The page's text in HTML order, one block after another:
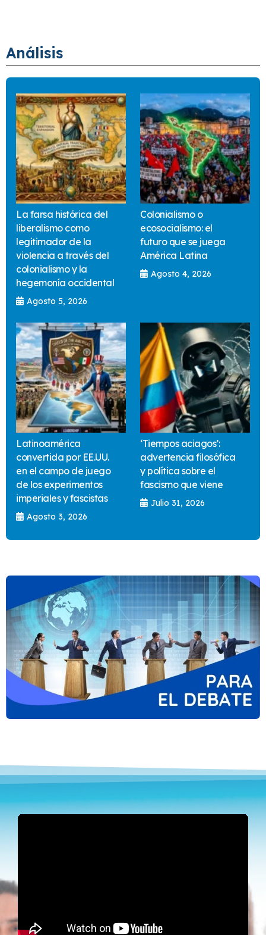
Análisis
La farsa histórica del
liberalismo como
legitimador de la
violencia a través del
colonialismo y la
hegemonía occidental
Agosto 5, 2026
Colonialismo o
ecosocialismo: el
futuro que se juega
América Latina
Agosto 4, 2026
Latinoamérica
convertida por EE.UU.
en el campo de juego
de los experimentos
imperiales y fascistas
Agosto 3, 2026
‘Tiempos aciagos’:
advertencia filosófica
y política sobre el
fascismo que viene
Julio 31, 2026